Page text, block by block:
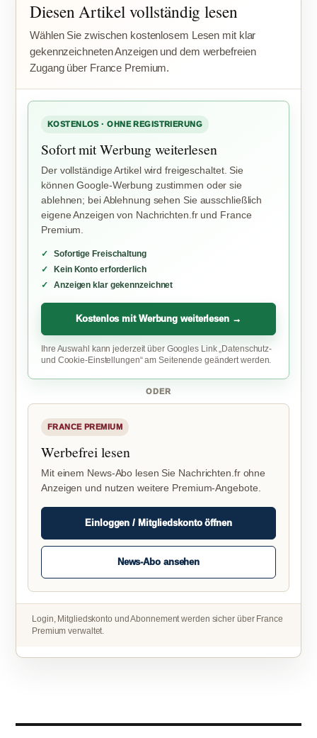
Diesen Artikel vollständig lesen
Wählen Sie zwischen kostenlosem Lesen mit klar
gekennzeichneten Anzeigen und dem werbefreien
Zugang über France Premium.
KOSTENLOS · OHNE REGISTRIERUNG
Sofort mit Werbung weiterlesen
Der vollständige Artikel wird freigeschaltet. Sie
können Google-Werbung zustimmen oder sie
ablehnen; bei Ablehnung sehen Sie ausschließlich
eigene Anzeigen von Nachrichten.fr und France
Premium.
Sofortige Freischaltung
Kein Konto erforderlich
Anzeigen klar gekennzeichnet
Kostenlos mit Werbung weiterlesen →
Ihre Auswahl kann jederzeit über Googles Link „Datenschutz-
und Cookie-Einstellungen“ am Seitenende geändert werden.
ODER
FRANCE PREMIUM
Werbefrei lesen
Mit einem News-Abo lesen Sie Nachrichten.fr ohne
Anzeigen und nutzen weitere Premium-Angebote.
Einloggen / Mitgliedskonto öffnen
News-Abo ansehen
Login, Mitgliedskonto und Abonnement werden sicher über France
Premium verwaltet.